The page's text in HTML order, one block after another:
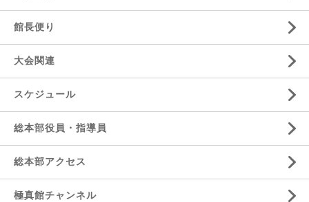
館長便り
大会関連
スケジュール
総本部役員・指導員
総本部アクセス
極真館チャンネル